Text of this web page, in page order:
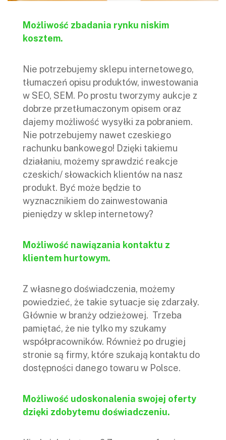
Możliwość zbadania rynku niskim
kosztem.
Nie potrzebujemy sklepu internetowego,
tłumaczeń opisu produktów, inwestowania
w SEO, SEM. Po prostu tworzymy aukcje z
dobrze przetłumaczonym opisem oraz
dajemy możliwość wysyłki za pobraniem.
Nie potrzebujemy nawet czeskiego
rachunku bankowego! Dzięki takiemu
działaniu, możemy sprawdzić reakcje
czeskich/ słowackich klientów na nasz
produkt. Być może będzie to
wyznacznikiem do zainwestowania
pieniędzy w sklep internetowy?
Możliwość nawiązania kontaktu z
klientem hurtowym.
Z własnego doświadczenia, możemy
powiedzieć, że takie sytuacje się zdarzały.
Głównie w branży odzieżowej. Trzeba
pamiętać, że nie tylko my szukamy
współpracowników. Również po drugiej
stronie są firmy, które szukają kontaktu do
dostępności danego towaru w Polsce.
Możliwość udoskonalenia swojej oferty
dzięki zdobytemu doświadczeniu.